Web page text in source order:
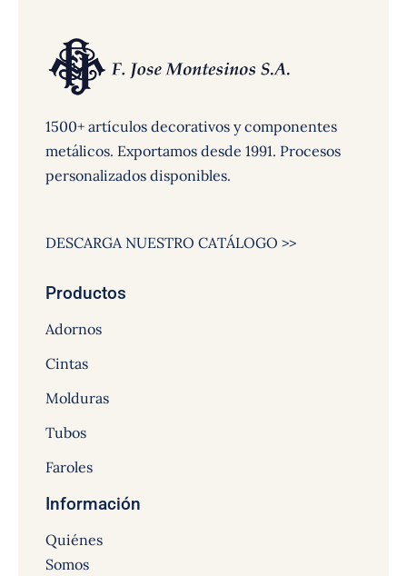
1500+ artículos decorativos y componentes
metálicos. Exportamos desde 1991. Procesos
personalizados disponibles.
DESCARGA NUESTRO CATÁLOGO >>
Productos
Adornos
Cintas
Molduras
Tubos
Faroles
Información
Quiénes
Somos